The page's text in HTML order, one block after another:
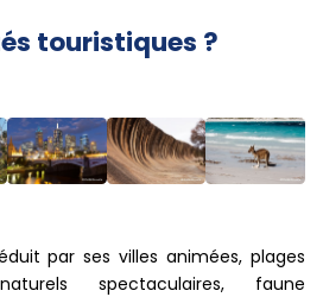
touristiques ?
par ses villes animées, plages
spectaculaires, faune